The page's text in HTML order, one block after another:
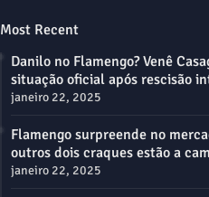
Most Recent
Danilo no Flamengo? Venê
situação oficial após rescisão
janeiro 22, 2025
Flamengo surpreende no
outros dois craques estão a
janeiro 22, 2025